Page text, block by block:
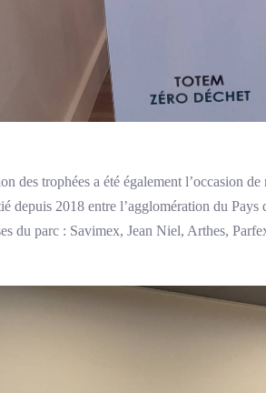
des trophées a été également l’occasion
depuis 2018 entre l’agglomération du
du parc : Savimex, Jean Niel, Arthes,